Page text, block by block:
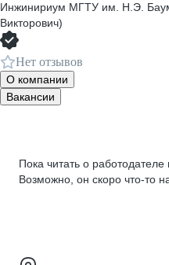
Инжинириум МГТУ им. Н.Э.
Викторович)
Нет отзывов
О компании
Вакансии
Пока читать о работодателе
Возможно, он скоро что‑то